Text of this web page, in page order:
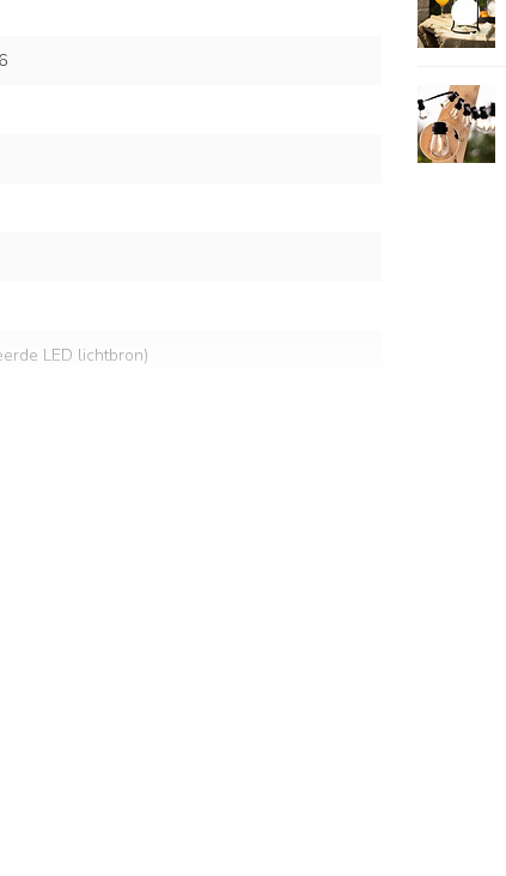
LED lichtbron)